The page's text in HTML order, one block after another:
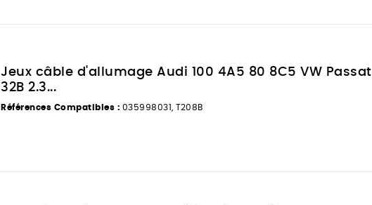
Jeux câble d'allumage Audi 100 4A5 80 8C5 VW Passat
32B 2.3...
Références Compatibles : 035998031, T208B